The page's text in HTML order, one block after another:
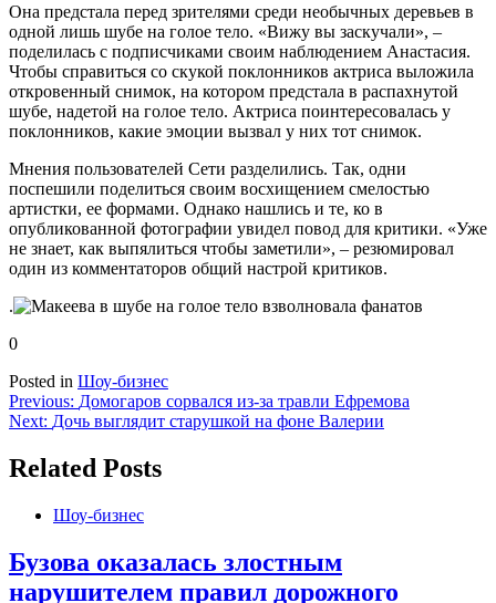
Она предстала перед зрителями среди необычных деревьев в
одной лишь шубе на голое тело. «Вижу вы заскучали», –
поделилась с подписчиками своим наблюдением Анастасия.
Чтобы справиться со скукой поклонников актриса выложила
откровенный снимок, на котором предстала в распахнутой
шубе, надетой на голое тело. Актриса поинтересовалась у
поклонников, какие эмоции вызвал у них тот снимок.
Мнения пользователей Сети разделились. Так, одни
поспешили поделиться своим восхищением смелостью
артистки, ее формами. Однако нашлись и те, ко в
опубликованной фотографии увидел повод для критики. «Уже
не знает, как выпялиться чтобы заметили», – резюмировал
один из комментаторов общий настрой критиков.
.
0
Posted in Шоу-бизнес
Навигация
по
записям
Previous: Домогаров сорвался из-за травли Ефремова
Next: Дочь выглядит старушкой на фоне Валерии
Related Posts
Шоу-бизнес
Бузова оказалась злостным
нарушителем правил дорожного